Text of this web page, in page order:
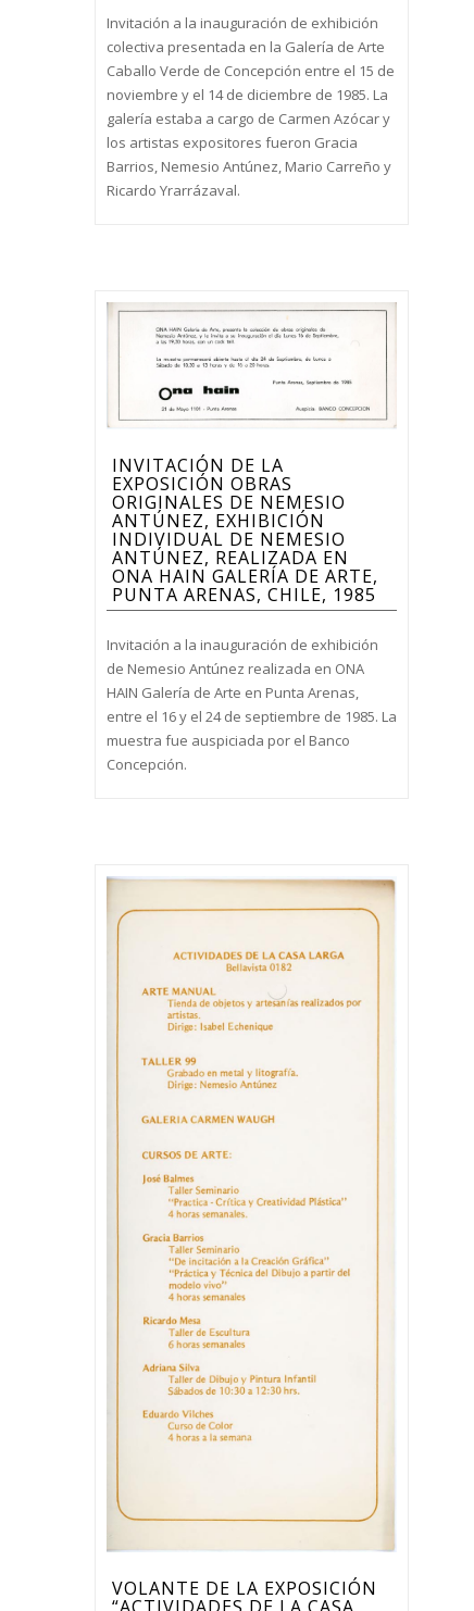
Invitación a la inauguración de exhibición
colectiva presentada en la Galería de Arte
Caballo Verde de Concepción entre el 15 de
noviembre y el 14 de diciembre de 1985. La
galería estaba a cargo de Carmen Azócar y
los artistas expositores fueron Gracia
Barrios, Nemesio Antúnez, Mario Carreño y
Ricardo Yrarrázaval.
INVITACIÓN DE LA
EXPOSICIÓN OBRAS
ORIGINALES DE NEMESIO
ANTÚNEZ, EXHIBICIÓN
INDIVIDUAL DE NEMESIO
ANTÚNEZ, REALIZADA EN
ONA HAIN GALERÍA DE ARTE,
PUNTA ARENAS, CHILE, 1985
Invitación a la inauguración de exhibición
de Nemesio Antúnez realizada en ONA
HAIN Galería de Arte en Punta Arenas,
entre el 16 y el 24 de septiembre de 1985. La
muestra fue auspiciada por el Banco
Concepción.
VOLANTE DE LA EXPOSICIÓN